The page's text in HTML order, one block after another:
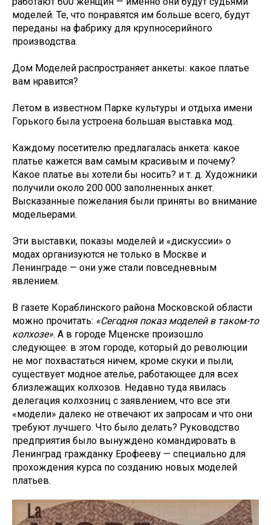
моделей. Те, что понравятся им больше всего, будут
переданы на фабрику для крупносерийного
производства.
Дом Моделей распространяет анкеты: какое платье
вам нравится?
Летом в известном Парке культуры и отдыха имени
Горького была устроена большая выставка мод.
Каждому посетителю предлагалась анкета: какое
платье кажется вам самым красивым и почему?
Какое платье вы хотели бы носить? и т. д. Художники
получили около 200 000 заполненных анкет.
Высказанные пожелания были приняты во внимание
модельерами.
Эти выставки, показы моделей и «дискуссии» о
модах организуются не только в Москве и
Ленинграде — они уже стали повседневным
явлением.
В газете Кораблинского района Московской области
можно прочитать: «Сегодня показ моделей в таком-то
колхозе». А в городе Мценске произошло
следующее: в этом городе, который до революции
не мог похвастаться ничем, кроме скуки и пыли,
существует модное ателье, работающее для всех
близлежащих колхозов. Недавно туда явилась
делегация колхозниц с заявлением, что все эти
«модели» далеко не отвечают их запросам и что они
требуют лучшего. Что было делать? Руководство
предприятия было вынуждено командировать в
Ленинград гражданку Ерофееву — специально для
прохождения курса по созданию новых моделей
платьев.